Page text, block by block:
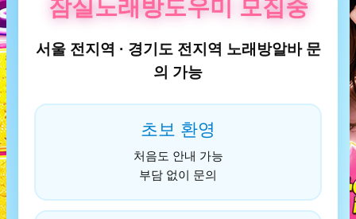
잠실노래방도우미 모집중
서울 전지역 · 경기도 전지역 노래방알바 문
의 가능
초보 환영
처음도 안내 가능
부담 없이 문의